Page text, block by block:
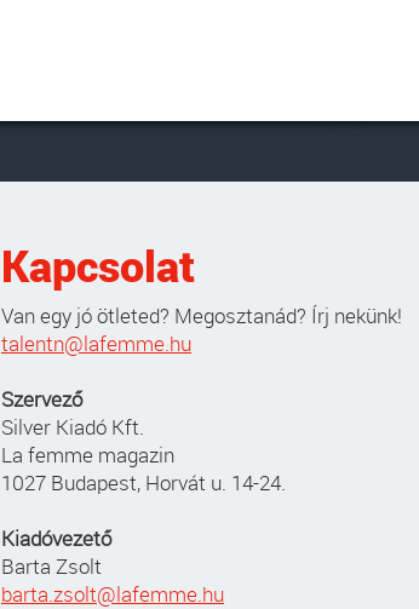
Kapcsolat
Van egy jó ötleted? Megosztanád? Írj nekünk!
talentn@lafemme.hu
Szervező
Silver Kiadó Kft.
La femme magazin
1027 Budapest, Horvát u. 14-24.
Kiadóvezető
Barta Zsolt
barta.zsolt@lafemme.hu